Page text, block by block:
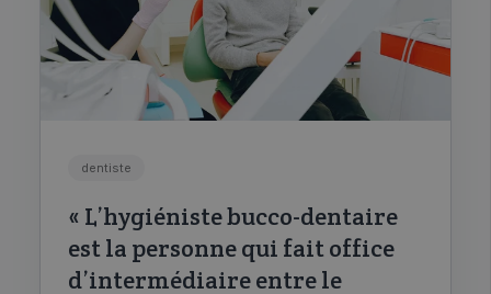
dentiste
« L’hygiéniste bucco-dentaire
est la personne qui fait office
d’intermédiaire entre le